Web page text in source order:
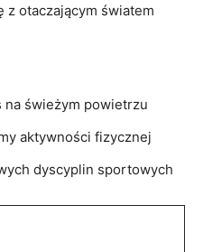
‍z otaczającym światem
na ⁣świeżym powietrzu
⁣aktywności fizycznej
dyscyplin ⁢sportowych